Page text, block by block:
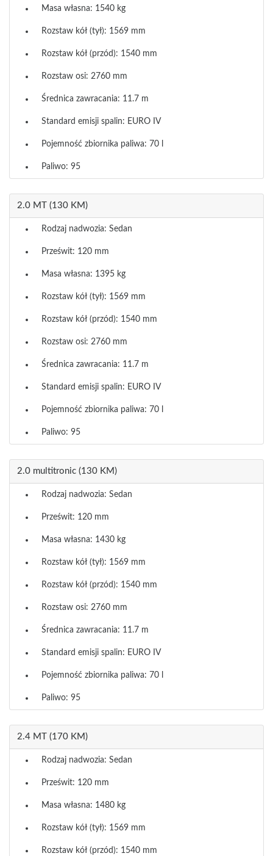
Masa własna: 1540 kg
Rozstaw kół (tył): 1569 mm
Rozstaw kół (przód): 1540 mm
Rozstaw osi: 2760 mm
Średnica zawracania: 11.7 m
Standard emisji spalin: EURO IV
Pojemność zbiornika paliwa: 70 l
Paliwo: 95
2.0 MT (130 KM)
Rodzaj nadwozia: Sedan
Prześwit: 120 mm
Masa własna: 1395 kg
Rozstaw kół (tył): 1569 mm
Rozstaw kół (przód): 1540 mm
Rozstaw osi: 2760 mm
Średnica zawracania: 11.7 m
Standard emisji spalin: EURO IV
Pojemność zbiornika paliwa: 70 l
Paliwo: 95
2.0 multitronic (130 KM)
Rodzaj nadwozia: Sedan
Prześwit: 120 mm
Masa własna: 1430 kg
Rozstaw kół (tył): 1569 mm
Rozstaw kół (przód): 1540 mm
Rozstaw osi: 2760 mm
Średnica zawracania: 11.7 m
Standard emisji spalin: EURO IV
Pojemność zbiornika paliwa: 70 l
Paliwo: 95
2.4 MT (170 KM)
Rodzaj nadwozia: Sedan
Prześwit: 120 mm
Masa własna: 1480 kg
Rozstaw kół (tył): 1569 mm
Rozstaw kół (przód): 1540 mm